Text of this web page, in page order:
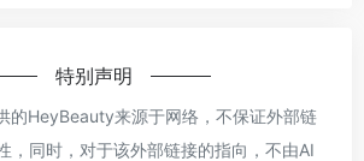
特别声明
的HeyBeauty来源于网络，不保证外部链
，同时，对于该外部链接的指向，不由AI